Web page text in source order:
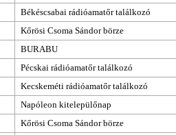
Békéscsabai rádióamatőr találkozó
Kőrösi Csoma Sándor börze
BURABU
Pécskai rádióamatőr találkozó
Kecskeméti rádióamatőr találkozó
Napóleon kitelepülőnap
Kőrösi Csoma Sándor börze